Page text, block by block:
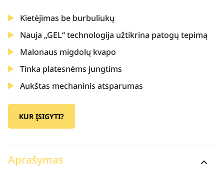
Kietėjimas be burbuliukų
Nauja „GEL“ technologija užtikrina patogų tepimą
Malonaus migdolų kvapo
Tinka platesnėms jungtims
Aukštas mechaninis atsparumas
KUR ĮSIGYTI?
Aprašymas